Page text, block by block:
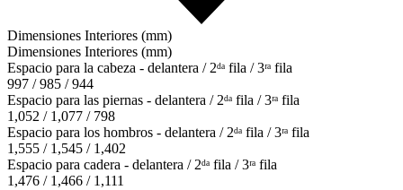
Dimensiones Interiores (mm)
Dimensiones Interiores (mm)
Espacio para la cabeza - delantera / 2ᵈᵃ fila / 3ʳᵃ fila
997 / 985 / 944
Espacio para las piernas - delantera / 2ᵈᵃ fila / 3ʳᵃ fila
1,052 / 1,077 / 798
Espacio para los hombros - delantera / 2ᵈᵃ fila / 3ʳᵃ fila
1,555 / 1,545 / 1,402
Espacio para cadera - delantera / 2ᵈᵃ fila / 3ʳᵃ fila
1,476 / 1,466 / 1,111